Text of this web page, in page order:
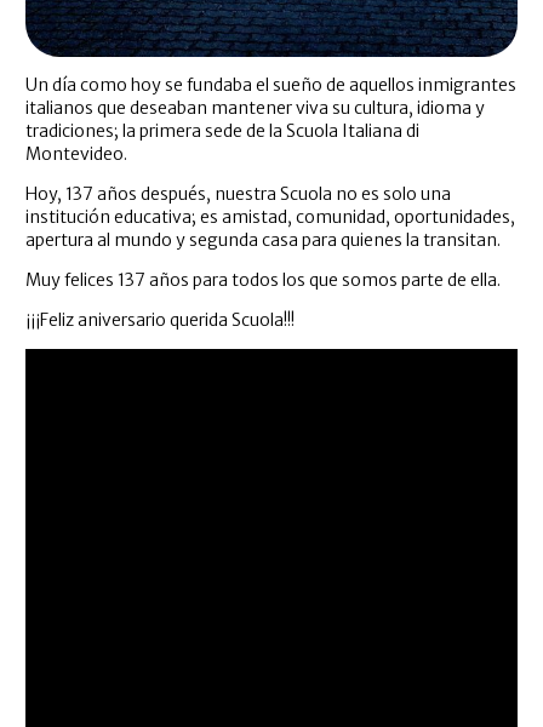
Un día como hoy se fundaba el sueño de aquellos inmigrantes
italianos que deseaban mantener viva su cultura, idioma y
tradiciones; la primera sede de la Scuola Italiana di
Montevideo.
Hoy, 137 años después, nuestra Scuola no es solo una
institución educativa; es amistad, comunidad, oportunidades,
apertura al mundo y segunda casa para quienes la transitan.
Muy felices 137 años para todos los que somos parte de ella.
¡¡¡Feliz aniversario querida Scuola!!!